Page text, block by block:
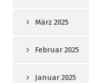
März 2025
Februar 2025
Januar 2025